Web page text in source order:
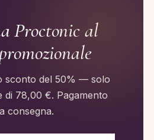
Proctonic al
sconto del 50% — solo
di 78,00 €. Pagamento
consegna.